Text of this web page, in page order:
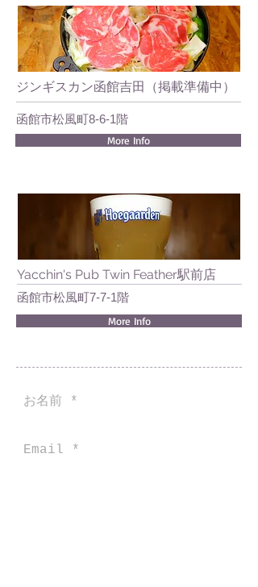
ジンギスカン函館吉田（掲載準備中）
函館市松風町8-6-1階
More Info
Yacchin's Pub Twin Feather駅前店
函館市松風町7-7-1階
More Info